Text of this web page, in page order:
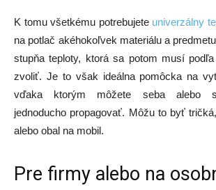
K tomu všetkému potrebujete univerzálny
na potlač akéhokoľvek materiálu a
stupňa teploty, ktorá sa potom musí
zvoliť. Je to však ideálna pomôcka na
vďaka ktorým môžete seba alebo
jednoducho propagovať. Môžu to byť
alebo obal na mobil.
Pre firmy alebo na